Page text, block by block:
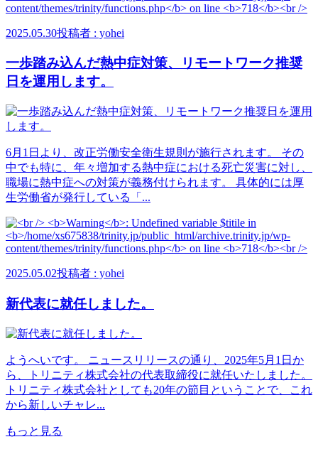
2025.05.30投稿者 : yohei
一歩踏み込んだ熱中症対策、リモートワーク推奨
日を運用します。
6月1日より、改正労働安全衛生規則が施行されます。 その
中でも特に、年々増加する熱中症における死亡災害に対し、
職場に熱中症への対策が義務付けられます。 具体的には厚
生労働省が発行している「...
2025.05.02投稿者 : yohei
新代表に就任しました。
ようへいです。 ニュースリリースの通り、2025年5月1日か
ら、トリニティ株式会社の代表取締役に就任いたしました。
トリニティ株式会社としても20年の節目ということで、これ
から新しいチャレ...
もっと見る